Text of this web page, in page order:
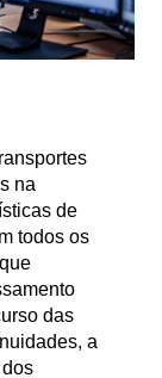
na
de
todos os
das
a